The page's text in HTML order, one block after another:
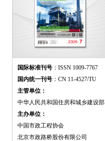
国际标准刊号 ：ISSN 1009-7767
国内统一刊号 ：CN 11-4527/TU
主管单位：
中华人民共和国住房和城乡建设部
主办单位：
中国市政工程协会
北京市政路桥股份有限公司